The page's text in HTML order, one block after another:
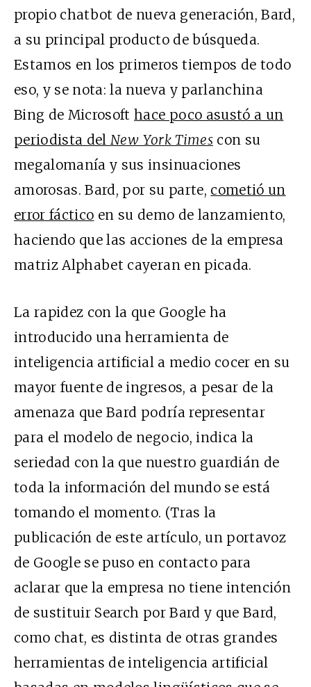
propio chatbot de nueva generación, Bard,
a su principal producto de búsqueda.
Estamos en los primeros tiempos de todo
eso, y se nota: la nueva y parlanchina
Bing de Microsofthace poco asustó a un
periodista delNew York Timescon su
megalomanía y sus insinuaciones
amorosas. Bard, por su parte, cometió un
error fáctico en su demo de lanzamiento,
haciendo que las acciones de la empresa
matriz Alphabet cayeran en picada.
La rapidez con la que Google ha
introducido una herramienta de
inteligencia artificial a medio cocer en su
mayor fuente de ingresos, a pesar de la
amenaza que Bard podría representar
para el modelo de negocio, indica la
seriedad con la que nuestro guardián de
toda la información del mundo se está
tomando el momento. (Tras la
publicación de este artículo, un portavoz
de Google se puso en contacto para
aclarar que la empresa no tiene intención
de sustituir Search por Bard y que Bard,
como chat, es distinta de otras grandes
herramientas de inteligencia artificial